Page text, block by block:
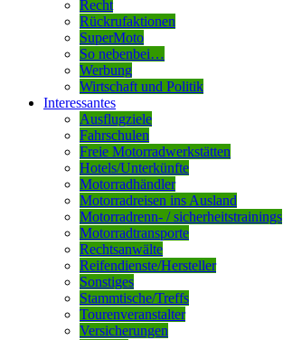
Recht
Rückrufaktionen
SuperMoto
So nebenbei…
Werbung
Wirtschaft und Politik
Interessantes
Ausflugziele
Fahrschulen
Freie Motorradwerkstätten
Hotels/Unterkünfte
Motorradhändler
Motorradreisen ins Ausland
Motorradrenn- / sicherheitstrainings
Motorradtransporte
Rechtsanwälte
Reifendienste/Hersteller
Sonstiges
Stammtische/Treffs
Tourenveranstalter
Versicherungen